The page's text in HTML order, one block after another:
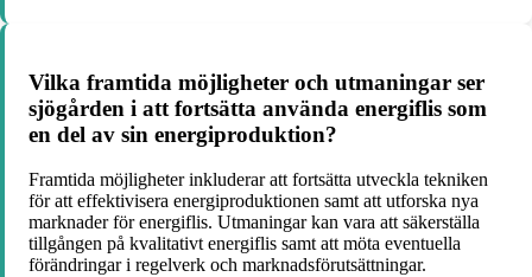
Vilka framtida möjligheter och utmaningar ser
sjögården i att fortsätta använda energiflis som
en del av sin energiproduktion?
Framtida möjligheter inkluderar att fortsätta utveckla tekniken
för att effektivisera energiproduktionen samt att utforska nya
marknader för energiflis. Utmaningar kan vara att säkerställa
tillgången på kvalitativt energiflis samt att möta eventuella
förändringar i regelverk och marknadsförutsättningar.